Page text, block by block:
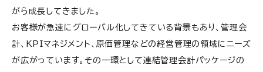
がら成長してきました。
お客様が急速にグローバル化してきている背景もあり、管理会
計、KPIマネジメント、原価管理などの経営管理の領域にニーズ
が広がっています。その一環として連結管理会計パッケージの